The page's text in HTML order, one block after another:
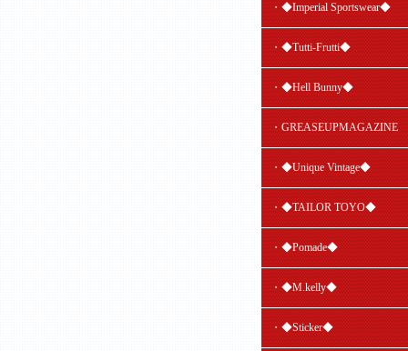
・◆Imperial Sportswear◆
・◆Tutti-Frutti◆
・◆Hell Bunny◆
・GREASEUPMAGAZINE
・◆Unique Vintage◆
・◆TAILOR TOYO◆
・◆Pomade◆
・◆M.kelly◆
・◆Sticker◆